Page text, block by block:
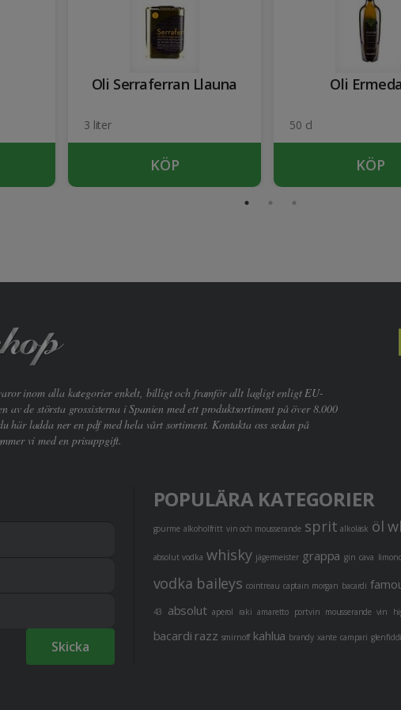
Oli Serraferran Llauna
3 liter
KÖP
Oli
50 cl
KÖP
inom alla kategorier enkelt, billigt och framför allt lagligt enligt EU-
av de största grossisterna i Spanien med ett produktsortiment på över 8.000
här ladda ner en pdf med hela vårt sortiment. Kontakta oss sedan på
vi med en prisuppgift.
Skicka
POPULÄRA KATEGORIER
gourme alkoholfritt vin och mousserande sprit alkoläsk öl
absolut vodka whisky jägermeister grappa gin cava
vodka baileys cointreau captain morgan bacardi
43 absolut aperol raki amaretto portvin mousserande vin
bacardi razz smirnoff kahlua brandy xante campari